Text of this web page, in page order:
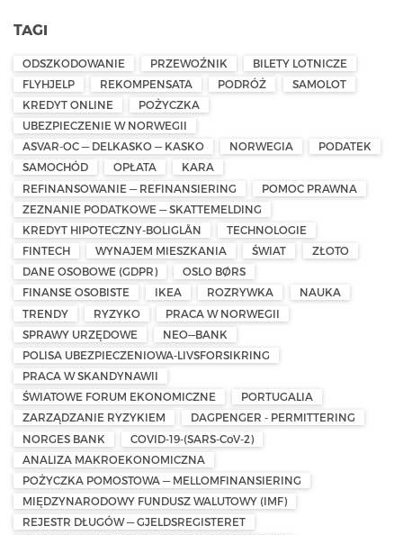
TAGI
ODSZKODOWANIE PRZEWOŹNIK
BILETY LOTNICZE
FLYHJELP
REKOMPENSATA PODRÓŻ
SAMOLOT
KREDYT ONLINE
POŻYCZKA
UBEZPIECZENIE W NORWEGII
ASVAR-OC — DELKASKO — KASKO
NORWEGIA
PODATEK
SAMOCHÓD
OPŁATA
KARA
REFINANSOWANIE — REFINANSIERING
POMOC PRAWNA
ZEZNANIE PODATKOWE — SKATTEMELDING
KREDYT HIPOTECZNY-BOLIGLÅN
TECHNOLOGIE
FINTECH
WYNAJEM MIESZKANIA ŚWIAT
ZŁOTO
DANE OSOBOWE (GDPR)
OSLO BØRS
FINANSE OSOBISTE
IKEA ROZRYWKA
NAUKA
TRENDY
RYZYKO
PRACA W NORWEGII
SPRAWY URZĘDOWE
NEO—BANK
POLISA UBEZPIECZENIOWA-LIVSFORSIKRING
PRACA W SKANDYNAWII
ŚWIATOWE FORUM EKONOMICZNE
PORTUGALIA
ZARZĄDZANIE RYZYKIEM
DAGPENGER - PERMITTERING
NORGES BANK
COVID-19-(SARS-CoV-2)
ANALIZA MAKROEKONOMICZNA
POŻYCZKA POMOSTOWA — MELLOMFINANSIERING
MIĘDZYNARODOWY FUNDUSZ WALUTOWY (IMF)
REJESTR DŁUGÓW — GJELDSREGISTERET